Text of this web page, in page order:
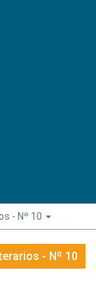
- Nº 10
- Nº 10